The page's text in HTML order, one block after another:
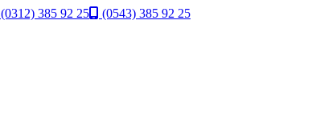
(0312) 385 92 25 (0543) 385 92 25